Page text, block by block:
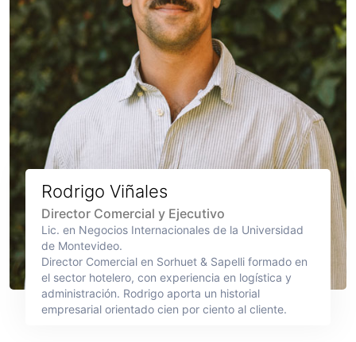
Rodrigo Viñales
Director Comercial y Ejecutivo
Lic. en Negocios Internacionales de la Universidad
de Montevideo.
Director Comercial en Sorhuet & Sapelli formado en
el sector hotelero, con experiencia en logística y
administración. Rodrigo aporta un historial
empresarial orientado cien por ciento al cliente.